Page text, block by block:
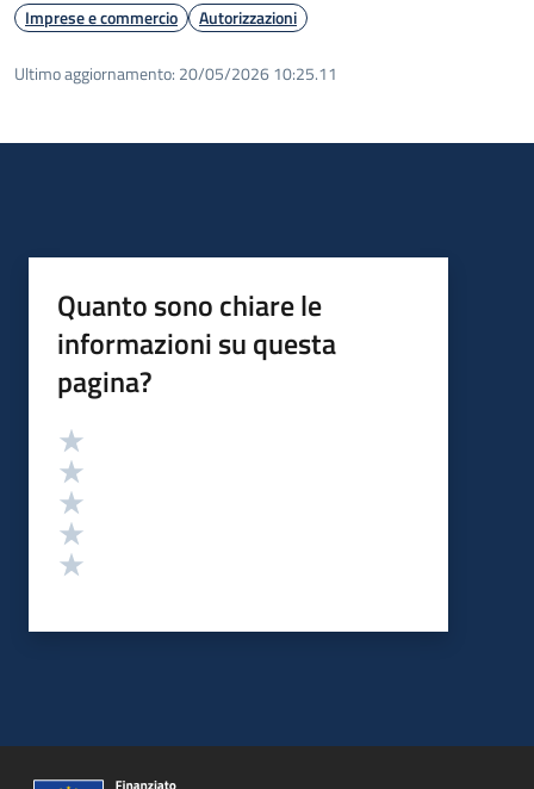
Imprese e commercio Autorizzazioni
Ultimo aggiornamento: 20/05/2026 10:25.11
Quanto sono chiare le
informazioni su questa
pagina?
Valutazione